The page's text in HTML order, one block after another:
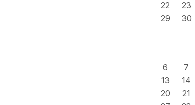
22
23
29
30
6
7
13
14
20
21